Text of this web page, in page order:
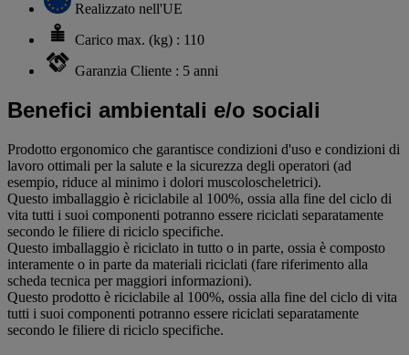
Realizzato nell'UE
Carico max. (kg) : 110
Garanzia Cliente : 5 anni
Benefici ambientali e/o sociali
Prodotto ergonomico che garantisce condizioni d'uso e condizioni di
lavoro ottimali per la salute e la sicurezza degli operatori (ad
esempio, riduce al minimo i dolori muscoloscheletrici).
Questo imballaggio è riciclabile al 100%, ossia alla fine del ciclo di
vita tutti i suoi componenti potranno essere riciclati separatamente
secondo le filiere di riciclo specifiche.
Questo imballaggio è riciclato in tutto o in parte, ossia è composto
interamente o in parte da materiali riciclati (fare riferimento alla
scheda tecnica per maggiori informazioni).
Questo prodotto è riciclabile al 100%, ossia alla fine del ciclo di vita
tutti i suoi componenti potranno essere riciclati separatamente
secondo le filiere di riciclo specifiche.